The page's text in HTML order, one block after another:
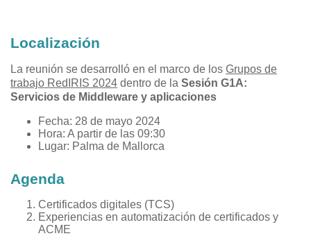
Localización
La reunión se desarrolló en el marco de los Grupos de
trabajo RedIRIS 2024 dentro de la Sesión G1A:
Servicios de Middleware y aplicaciones
Fecha: 28 de mayo 2024
Hora: A partir de las 09:30
Lugar: Palma de Mallorca
Agenda
Certificados digitales (TCS)
Experiencias en automatización de certificados y
ACME